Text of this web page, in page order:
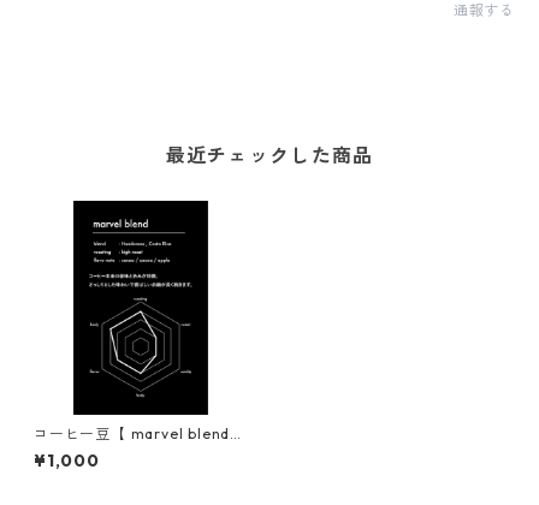
通報する
最近チェックした商品
コーヒー豆【 marvel blend
】
¥1,000